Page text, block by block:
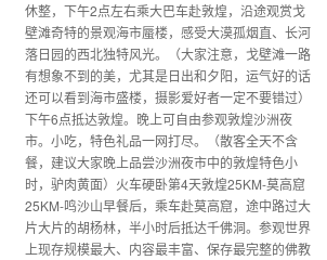
休整，下午2点左右乘大巴车赴敦煌，沿途观赏戈
壁滩奇特的景观海市蜃楼，感受大漠孤烟直、长河
落日园的西北独特风光。（大家注意，戈壁滩一路
有想象不到的美，尤其是日出和夕阳，运气好的话
还可以看到海市盛楼，摄影爱好者一定不要错过）
下午6点抵达敦煌。晚上可自由参观敦煌沙洲夜
市。小吃，特色礼品一网打尽。（散客全天不含
餐，建议大家晚上品尝沙洲夜市中的敦煌特色小
时，驴肉黄面）火车硬卧第4天敦煌25KM-莫高窟
25KM-鸣沙山早餐后，乘车赴莫高窟，途中路过大
片大片的胡杨林，半小时后抵达千佛洞。参观世界
上现存规模最大、内容最丰富、保存最完整的佛教